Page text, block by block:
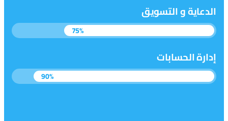
الدعاية و التسويق
75%
إدارة الحسابات
90%